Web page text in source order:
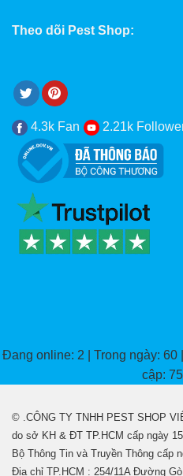
Theo dõi Pest Shop:
4.3k Fan 2.21k
Đang online: 2 | Trong ngày: 60
cập:
© .CÔNG TY TNHH PEST SHOP
do sở KH & ĐT TP.HCM cấp ngày
Bộ Thông Tin và Truyền Thông cấp
Địa chỉ TP.HCM : 254/11A Đường